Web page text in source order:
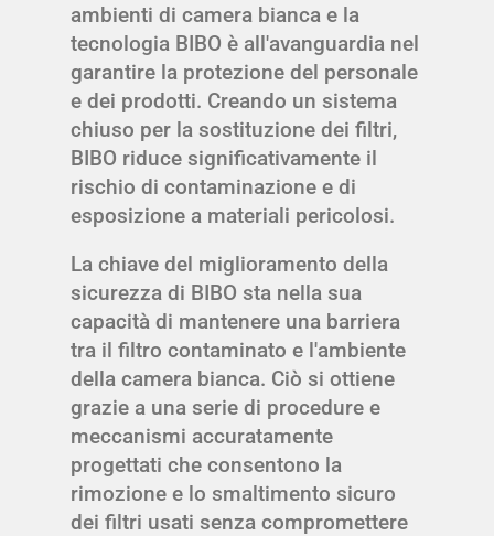
ambienti di camera bianca e la
tecnologia BIBO è all'avanguardia nel
garantire la protezione del personale
e dei prodotti. Creando un sistema
chiuso per la sostituzione dei filtri,
BIBO riduce significativamente il
rischio di contaminazione e di
esposizione a materiali pericolosi.
La chiave del miglioramento della
sicurezza di BIBO sta nella sua
capacità di mantenere una barriera
tra il filtro contaminato e l'ambiente
della camera bianca. Ciò si ottiene
grazie a una serie di procedure e
meccanismi accuratamente
progettati che consentono la
rimozione e lo smaltimento sicuro
dei filtri usati senza compromettere